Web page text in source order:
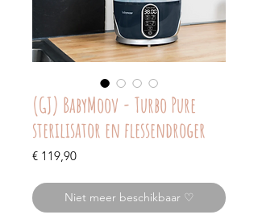
(GJ) BabyMoov - Turbo Pure
sterilisator en flessendroger
€ 119,90Prijs
Niet meer beschikbaar ♡